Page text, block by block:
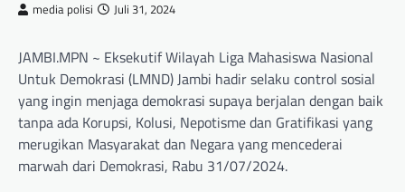
media polisi Juli 31, 2024
JAMBI.MPN ~ Eksekutif Wilayah Liga Mahasiswa Nasional
Untuk Demokrasi (LMND) Jambi hadir selaku control sosial
yang ingin menjaga demokrasi supaya berjalan dengan baik
tanpa ada Korupsi, Kolusi, Nepotisme dan Gratifikasi yang
merugikan Masyarakat dan Negara yang mencederai
marwah dari Demokrasi, Rabu 31/07/2024.